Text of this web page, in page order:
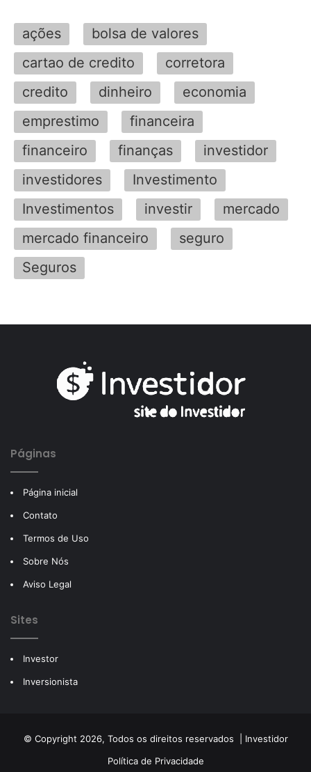
ações
bolsa de valores
cartao de credito
corretora
credito
dinheiro
economia
emprestimo
financeira
financeiro
finanças
investidor
investidores
Investimento
Investimentos
investir
mercado
mercado financeiro
seguro
Seguros
Páginas
Página inicial
Contato
Termos de Uso
Sobre Nós
Aviso Legal
Sites
Investor
Inversionista
© Copyright 2026, Todos os direitos reservados | Investidor
Política de Privacidade